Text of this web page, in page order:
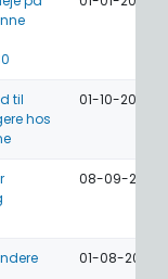
til
hos
01-10-2026
08-09-2026
01-08-2026